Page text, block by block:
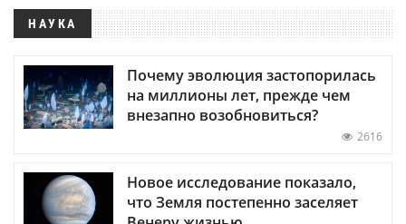
НАУКА
Почему эволюция застопорилась
на миллионы лет, прежде чем
внезапно возобновиться?
2616
Новое исследование показало,
что Земля постепенно заселяет